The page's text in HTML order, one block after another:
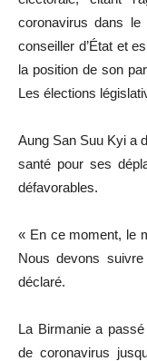
coronavirus dans
conseiller d’État et
la position de son
Les élections
Aung San Suu Kyi a
santé pour ses
défavorables.
« En ce moment, le
Nous devons
déclaré.
La Birmanie a
de coronavirus